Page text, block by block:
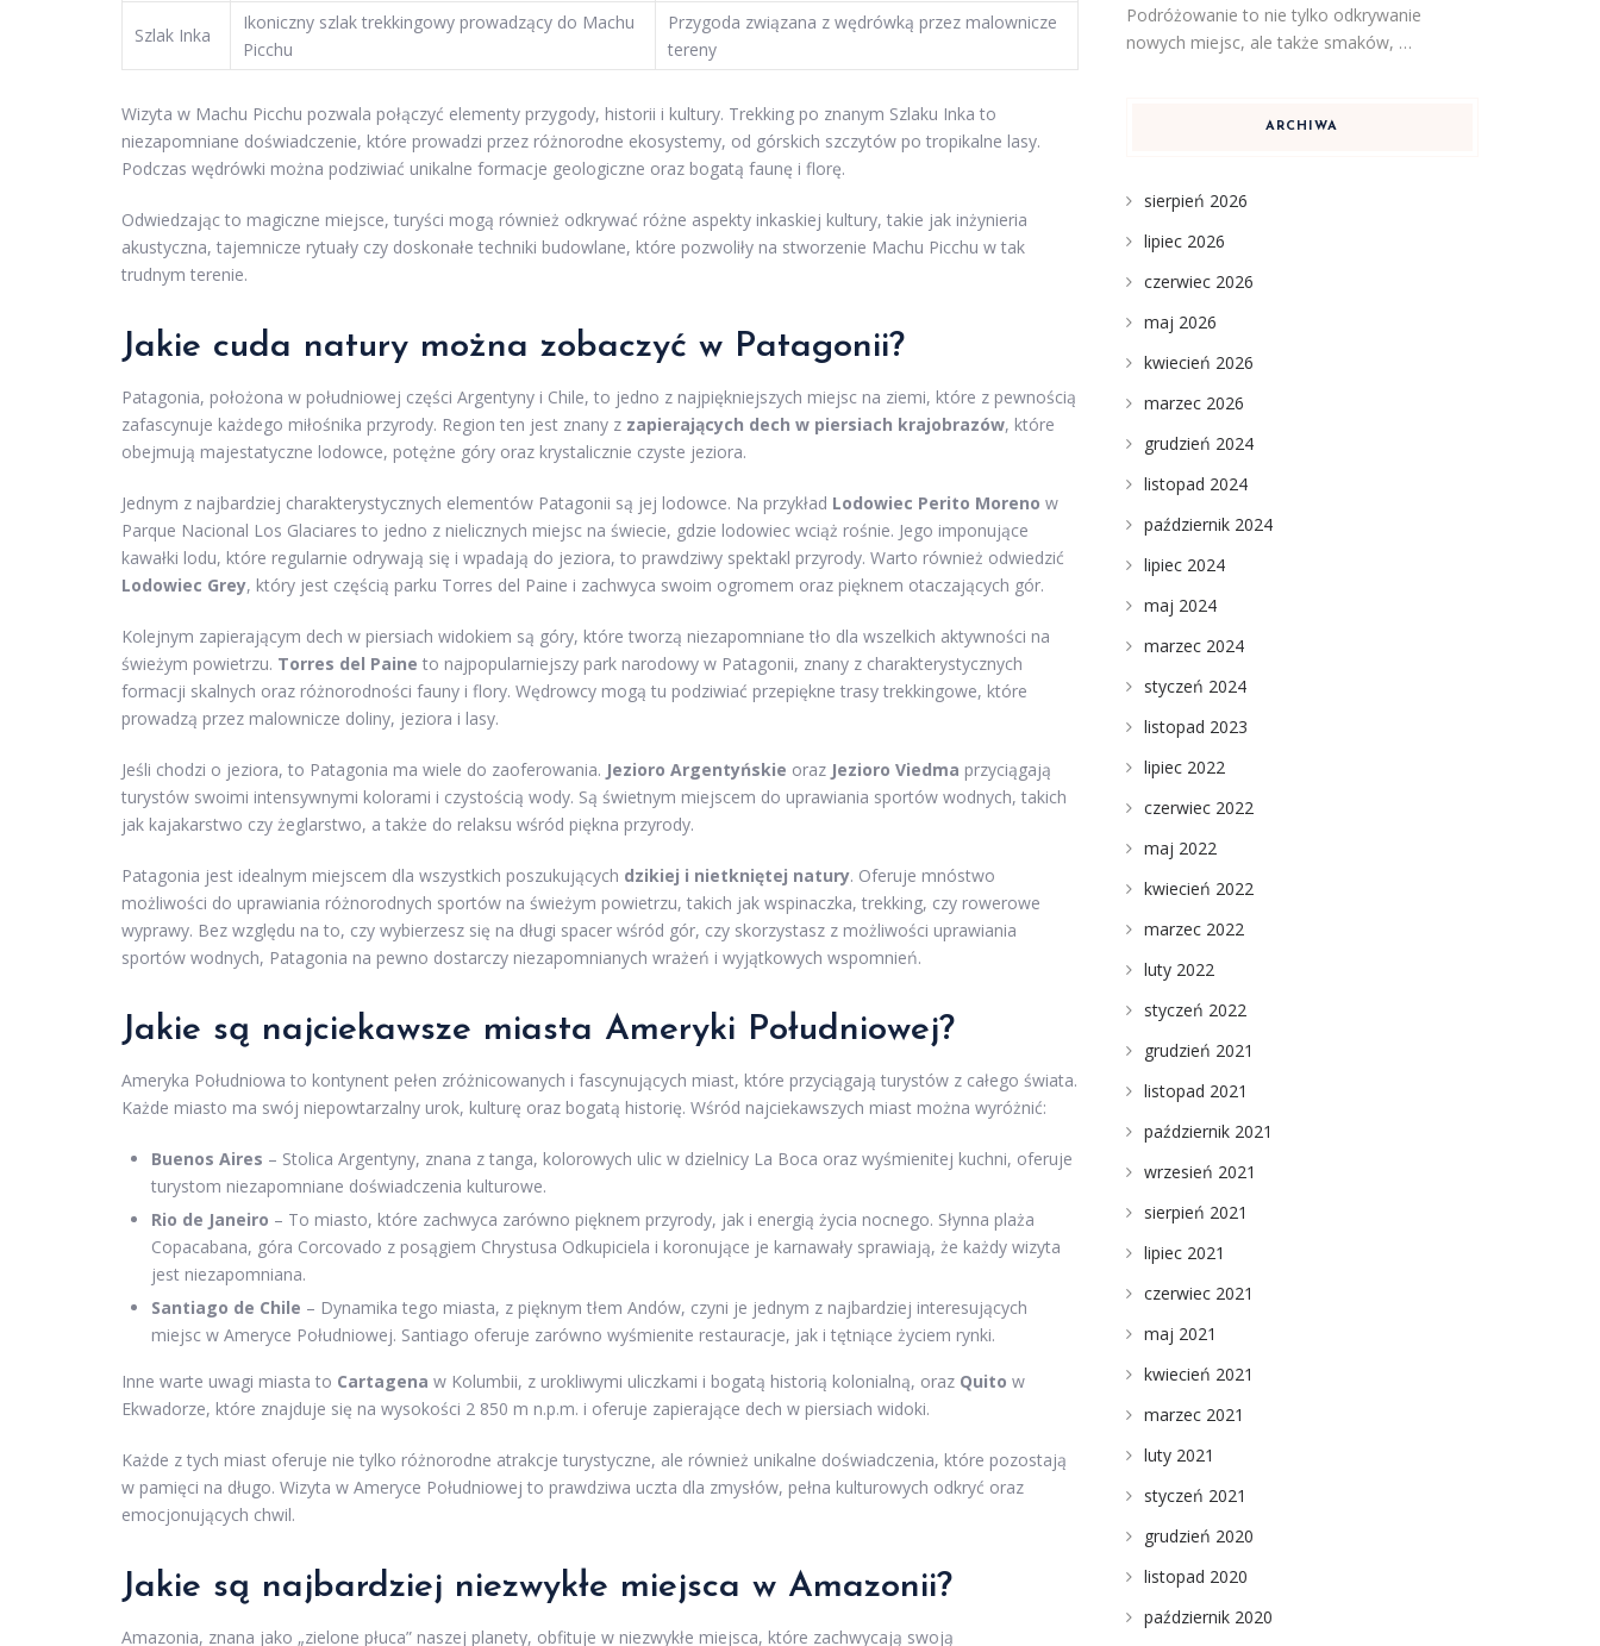
Szlak Inka
Ikoniczny szlak trekkingowy prowadzący do Machu
Picchu
Przygoda związana z wędrówką przez malownicze
tereny
Wizyta w Machu Picchu pozwala połączyć elementy przygody, historii i kultury. Trekking po znanym Szlaku Inka to
niezapomniane doświadczenie, które prowadzi przez różnorodne ekosystemy, od górskich szczytów po tropikalne lasy.
Podczas wędrówki można podziwiać unikalne formacje geologiczne oraz bogatą faunę i florę.
Odwiedzając to magiczne miejsce, turyści mogą również odkrywać różne aspekty inkaskiej kultury, takie jak inżynieria
akustyczna, tajemnicze rytuały czy doskonałe techniki budowlane, które pozwoliły na stworzenie Machu Picchu w tak
trudnym terenie.
Jakie cuda natury można zobaczyć w Patagonii?
Patagonia, położona w południowej części Argentyny i Chile, to jedno z najpiękniejszych miejsc na ziemi, które z pewnością
zafascynuje każdego miłośnika przyrody. Region ten jest znany z zapierających dech w piersiach krajobrazów, które
obejmują majestatyczne lodowce, potężne góry oraz krystalicznie czyste jeziora.
Jednym z najbardziej charakterystycznych elementów Patagonii są jej lodowce. Na przykład Lodowiec Perito Moreno w
Parque Nacional Los Glaciares to jedno z nielicznych miejsc na świecie, gdzie lodowiec wciąż rośnie. Jego imponujące
kawałki lodu, które regularnie odrywają się i wpadają do jeziora, to prawdziwy spektakl przyrody. Warto również odwiedzić
Lodowiec Grey, który jest częścią parku Torres del Paine i zachwyca swoim ogromem oraz pięknem otaczających gór.
Kolejnym zapierającym dech w piersiach widokiem są góry, które tworzą niezapomniane tło dla wszelkich aktywności na
świeżym powietrzu. Torres del Paine to najpopularniejszy park narodowy w Patagonii, znany z charakterystycznych
formacji skalnych oraz różnorodności fauny i flory. Wędrowcy mogą tu podziwiać przepiękne trasy trekkingowe, które
prowadzą przez malownicze doliny, jeziora i lasy.
Jeśli chodzi o jeziora, to Patagonia ma wiele do zaoferowania. Jezioro Argentyńskie oraz Jezioro Viedma przyciągają
turystów swoimi intensywnymi kolorami i czystością wody. Są świetnym miejscem do uprawiania sportów wodnych, takich
jak kajakarstwo czy żeglarstwo, a także do relaksu wśród piękna przyrody.
Patagonia jest idealnym miejscem dla wszystkich poszukujących dzikiej i nietkniętej natury. Oferuje mnóstwo
możliwości do uprawiania różnorodnych sportów na świeżym powietrzu, takich jak wspinaczka, trekking, czy rowerowe
wyprawy. Bez względu na to, czy wybierzesz się na długi spacer wśród gór, czy skorzystasz z możliwości uprawiania
sportów wodnych, Patagonia na pewno dostarczy niezapomnianych wrażeń i wyjątkowych wspomnień.
Jakie są najciekawsze miasta Ameryki Południowej?
Ameryka Południowa to kontynent pełen zróżnicowanych i fascynujących miast, które przyciągają turystów z całego świata.
Każde miasto ma swój niepowtarzalny urok, kulturę oraz bogatą historię. Wśród najciekawszych miast można wyróżnić:
Buenos Aires – Stolica Argentyny, znana z tanga, kolorowych ulic w dzielnicy La Boca oraz wyśmienitej kuchni, oferuje
turystom niezapomniane doświadczenia kulturowe.
Rio de Janeiro – To miasto, które zachwyca zarówno pięknem przyrody, jak i energią życia nocnego. Słynna plaża
Copacabana, góra Corcovado z posągiem Chrystusa Odkupiciela i koronujące je karnawały sprawiają, że każdy wizyta
jest niezapomniana.
Santiago de Chile – Dynamika tego miasta, z pięknym tłem Andów, czyni je jednym z najbardziej interesujących
miejsc w Ameryce Południowej. Santiago oferuje zarówno wyśmienite restauracje, jak i tętniące życiem rynki.
Inne warte uwagi miasta to Cartagena w Kolumbii, z urokliwymi uliczkami i bogatą historią kolonialną, oraz Quito w
Ekwadorze, które znajduje się na wysokości 2 850 m n.p.m. i oferuje zapierające dech w piersiach widoki.
Każde z tych miast oferuje nie tylko różnorodne atrakcje turystyczne, ale również unikalne doświadczenia, które pozostają
w pamięci na długo. Wizyta w Ameryce Południowej to prawdziwa uczta dla zmysłów, pełna kulturowych odkryć oraz
emocjonujących chwil.
Jakie są najbardziej niezwykłe miejsca w Amazonii?
Amazonia, znana jako „zielone płuca” naszej planety, obfituje w niezwykłe miejsca, które zachwycają swoją
Podróżowanie to nie tylko odkrywanie
nowych miejsc, ale także smaków, …
ARCHIWA
sierpień 2026
lipiec 2026
czerwiec 2026
maj 2026
kwiecień 2026
marzec 2026
grudzień 2024
listopad 2024
październik 2024
lipiec 2024
maj 2024
marzec 2024
styczeń 2024
listopad 2023
lipiec 2022
czerwiec 2022
maj 2022
kwiecień 2022
marzec 2022
luty 2022
styczeń 2022
grudzień 2021
listopad 2021
październik 2021
wrzesień 2021
sierpień 2021
lipiec 2021
czerwiec 2021
maj 2021
kwiecień 2021
marzec 2021
luty 2021
styczeń 2021
grudzień 2020
listopad 2020
październik 2020